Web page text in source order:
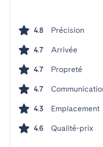
4.8 Précision
4.7 Arrivée
4.7 Propreté
4.7
4.3 Emplacement
4.6 Qualité-prix